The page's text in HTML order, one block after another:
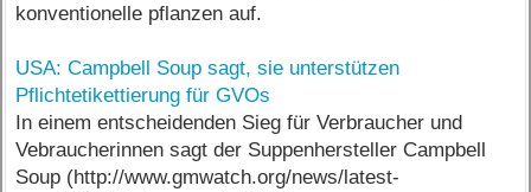
konventionelle pflanzen auf.
USA: Campbell Soup sagt, sie unterstützen
Pflichtetikettierung für GVOs
In einem entscheidenden Sieg für Verbraucher und
Vebraucherinnen sagt der Suppenhersteller Campbell
Soup (http://www.gmwatch.org/news/latest-